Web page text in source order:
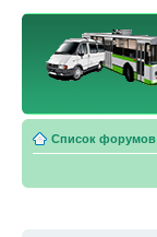
Список форумов